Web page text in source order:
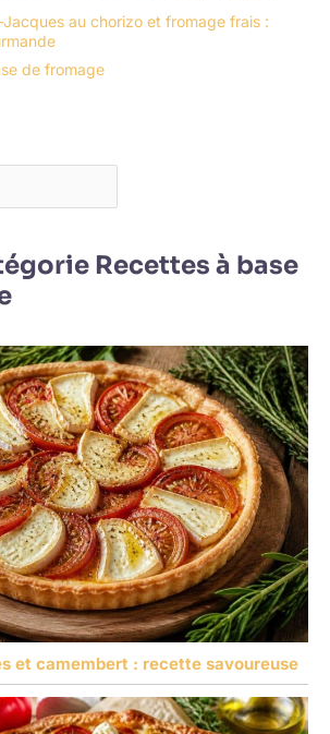
au chorizo et fromage frais :
de fromage
Recettes à base
et camembert : recette savoureuse